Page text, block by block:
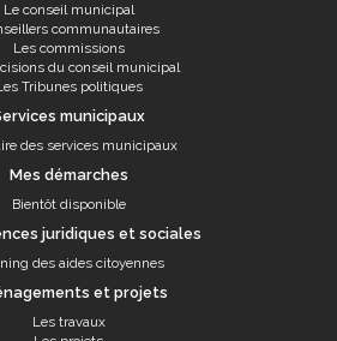
Le conseil municipal
communautaires
Les commissions
du conseil municipal
Tribunes politiques
municipaux
des services municipaux
Mes démarches
Bientôt disponible
juridiques et sociales
des aides citoyennes
et projets
Les travaux